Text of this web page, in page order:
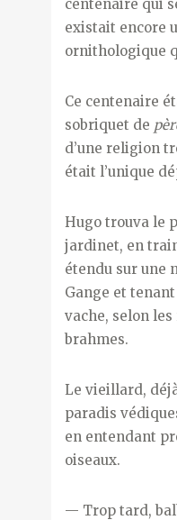
centenaire qui
existait encore
ornithologique
Ce centenaire
sobriquet de
d’une religion
était l’unique
Hugo trouva le
jardinet, en
étendu sur une
Gange et
vache, selon
brahmes.
Le vieillard,
paradis
en entendant
oiseaux.
— Trop tard,